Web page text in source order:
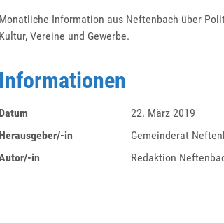
Monatliche Information aus Neftenbach über
Kultur, Vereine und Gewerbe.
Informationen
Datum
22. März 2019
Herausgeber/-in
Gemeinderat
in
Redaktion